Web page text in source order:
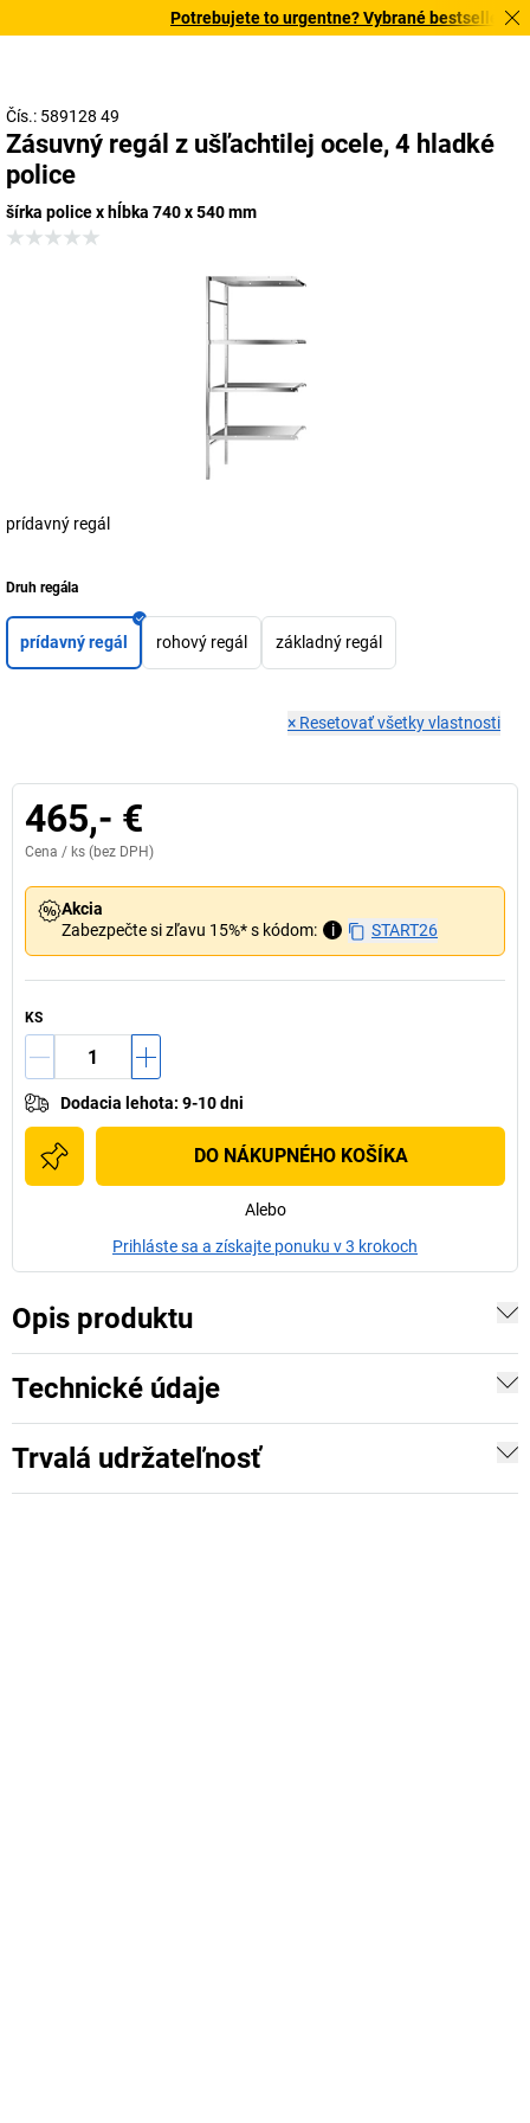
Potrebujete to urgentne? Vybrané bestsellery
Čís.: 589128 49
Zásuvný regál z ušľachtilej ocele, 4 hladké
police
šírka police x hĺbka 740 x 540 mm
prídavný regál
Druh regála
prídavný regál rohový regál základný regál
× Resetovať všetky vlastnosti
465,- €
Cena / ks (bez DPH)
Akcia
Zabezpečte si zľavu 15%* s kódom:
i START26
KS
Dodacia lehota: 9-10 dni
DO NÁKUPNÉHO KOŠÍKA
Alebo
Prihláste sa a získajte ponuku v 3 krokoch
Opis produktu
Technické údaje
Trvalá udržateľnosť